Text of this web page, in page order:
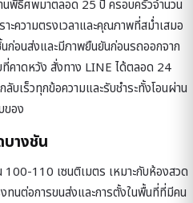
พิธีศพมาตลอด 25 ปี ครอบครัวจำนวน
าะความตรงเวลาและคุณภาพที่สม่ำเสมอ
ก่อนส่งและมีภาพยืนยันก่อนรถออกจาก
ที่คาดหวัง สั่งทาง LINE ได้ตลอด 24
บเร็วทุกข้อความและรับชำระทั้งโอนผ่าน
ของ
างชัน
100-110 เซนติเมตร เหมาะกับห้องสวด
ทนต่อการขนส่งและการตั้งในพื้นที่ที่มีคน